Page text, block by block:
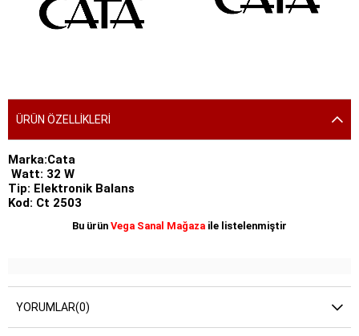
ÜRÜN ÖZELLIKLERI
Marka:Cata
Watt: 32 W
Tip: Elektronik Balans
Kod: Ct 2503
Bu ürün Vega Sanal Mağaza ile listelenmiştir
YORUMLAR(0)